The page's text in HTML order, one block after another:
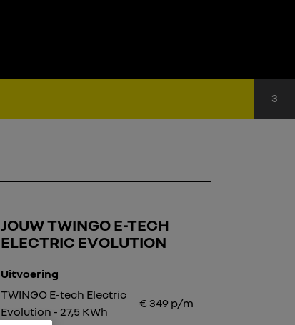
3
JOUW TWINGO E-TECH
ELECTRIC EVOLUTION
Uitvoering
TWINGO E-tech Electric
Evolution - 27,5 KWh
€ 349 p/m